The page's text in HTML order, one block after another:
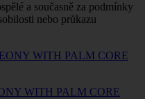
a současně za podmínky
nebo průkazu
WITH PALM CORE